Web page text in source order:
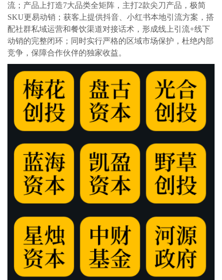
流；产品上打造7大品类全矩阵，主打2款尖刀产品，极简
SKU更易动销；获客上提供抖音、小红书本地引流方案，搭
配社群私域运营和餐饮渠道对接话术，形成线上引流+线下
动销的完整闭环；同时实行严格的区域市场保护，杜绝内部
竞争，保障合作伙伴的独家收益。